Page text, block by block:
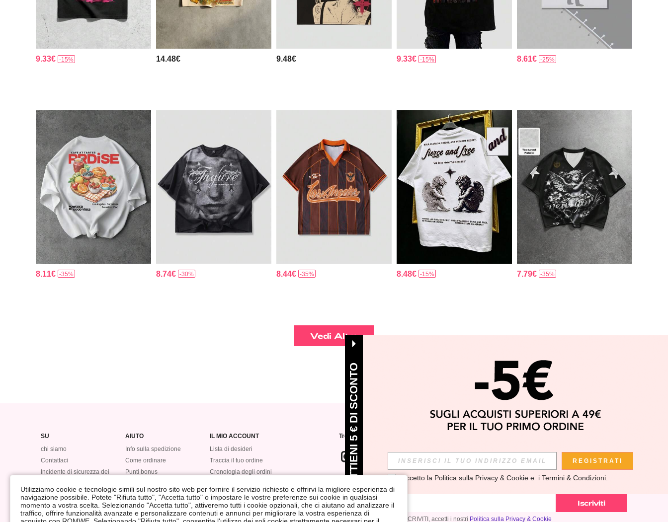
9.33€ -15% 14.48€ 9.48€ 9.33€ -15% 8.61€ -25%
8.11€ -35% 8.74€ -30% 8.44€ -35% 8.48€ -15% 7.79€ -35%
Vedi Altro
SU
chi siamo
Contattaci
Incidente di sicurezza dei
AIUTO
Info sulla spedizione
Come ordinare
Punti bonus
Rimborso
IL MIO ACCOUNT
Lista di desideri
Traccia il tuo ordine
Cronologia degli ordini
Trovaci su
ISCRIVITI alla nostra newsletter per scoprire le ULTIME TENDENZE in anteprima! (È possibile
annullare la sottoscrizione in qualsiasi momento).
Cliccando sul pulsante ISCRIVITI, accetti i nostri Politica sulla Privacy & Cookie
Iscriviti
Utilizziamo cookie e tecnologie simili sul nostro sito web per fornire il servizio richiesto e offrirvi la migliore esperienza di
navigazione possibile. Potete "Rifiuta tutto", "Accetta tutto" o impostare le vostre preferenze sui cookie in qualsiasi
momento a vostra scelta. Selezionando "Accetta tutto", attiveremo tutti i cookie opzionali, che ci aiutano ad analizzare il
traffico, offrire funzionalità avanzate e personalizzare contenuti e annunci per migliorare la vostra esperienza di
OTTIENI 5 € DI SCONTO REGISTRATI
Accetto la Politica sulla Privacy & Cookie e  i Termini & Condizioni